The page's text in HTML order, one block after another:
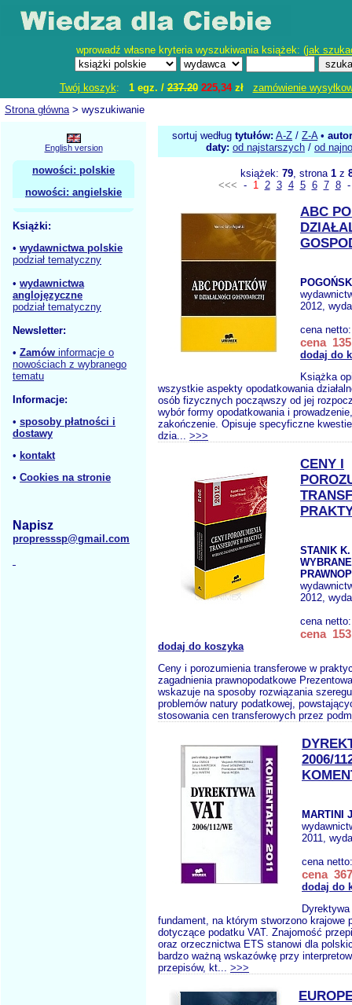
wprowadź własne kryteria wyszukiwania książek: (jak
Twój koszyk: 1 egz. /237.20 225,34zł
zamówienie
Strona główna> wyszukiwanie
English version
nowości: polskie
nowości: angielskie
Książki:
• wydawnictwa polskie
podział tematyczny
• wydawnictwa
anglojęzyczne
podział tematyczny
Newsletter:
• Zamów informacje o
nowościach z wybranego
tematu
Informacje:
• sposoby płatności i
dostawy
• kontakt
• Cookies na stronie
Napisz
propresssp@gmail.com
sortuj według tytułów: A-Z / Z-A•
daty: od najstarszych / od
książek: 79, strona 1z
<<< - 1 2 3 4 5 6 7 8
ABC
2012,
cena
cena
dodaj do
Książka
wszystkie aspekty opodatkowania
osób fizycznych począwszy od jej
wybór formy opodatkowania i
zakończenie. Opisuje specyficzne
dzia... >>>
CENY I
STANIK
2012,
cena
cena
dodaj do koszyka
Ceny i porozumienia transferowe w
zagadnienia prawnopodatkowe
wskazuje na sposoby rozwiązania
problemów natury podatkowej,
stosowania cen transferowych przez
2006/
MARTINI
2011,
cena
cena
dodaj do
fundament, na którym stworzono krajowe
dotyczące podatku VAT. Znajomość
oraz orzecznictwa ETS stanowi dla
bardzo ważną wskazówkę przy
przepisów, kt... >>>